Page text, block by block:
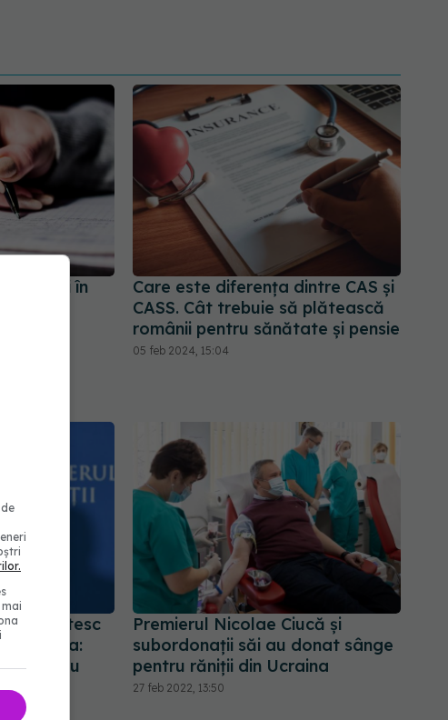
locuri în
Care este diferența dintre CAS și
CASS. Cât trebuie să plătească
românii pentru sănătate și pensie
05 feb 2024, 15:04
plătesc
Rafila:
pentru
Premierul Nicolae Ciucă și
subordonații săi au donat sânge
pentru răniții din Ucraina
27 feb 2022, 13:50